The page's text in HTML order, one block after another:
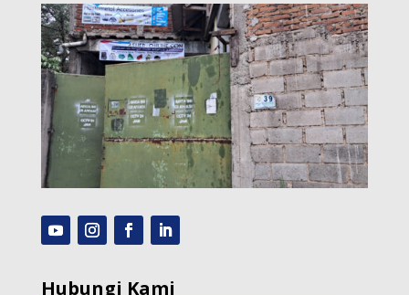
Hubungi Kami